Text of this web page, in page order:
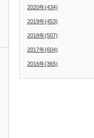
2020年(434)
2019年(453)
2018年(507)
2017年(604)
2016年(365)